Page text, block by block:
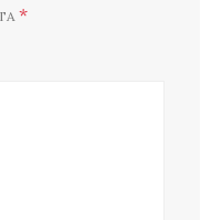
*